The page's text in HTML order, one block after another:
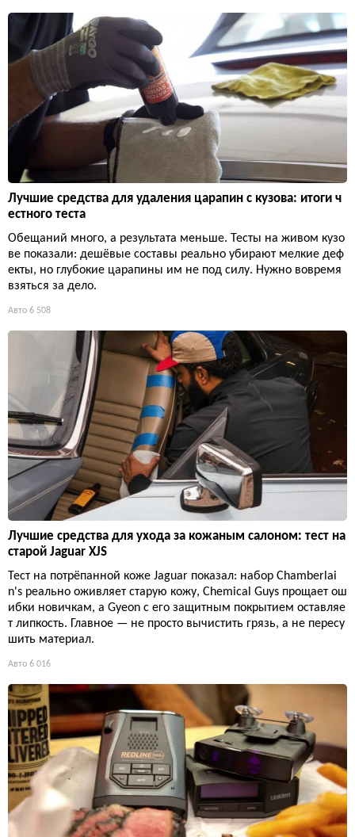
Лучшие средства для удаления царапин с кузова: итоги ч
естного теста
Обещаний много, а результата меньше. Тесты на живом кузо
ве показали: дешёвые составы реально убирают мелкие деф
екты, но глубокие царапины им не под силу. Нужно вовремя
взяться за дело.
Авто 6 508
Лучшие средства для ухода за кожаным салоном: тест на
старой Jaguar XJS
Тест на потрёпанной коже Jaguar показал: набор Chamberlai
n's реально оживляет старую кожу, Chemical Guys прощает ош
ибки новичкам, а Gyeon с его защитным покрытием оставляе
т липкость. Главное — не просто вычистить грязь, а не пересу
шить материал.
Авто 6 016